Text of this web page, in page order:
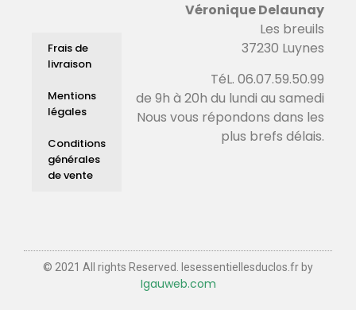
Frais de
livraison
Mentions
légales
Conditions
générales
de vente
Véronique Delaunay
Les breuils
37230 Luynes
TéL. 06.07.59.50.99
de 9h à 20h du lundi au samedi
Nous vous répondons dans les
plus brefs délais.
© 2021 All rights Reserved. lesessentiellesduclos.fr by
Igauweb.com